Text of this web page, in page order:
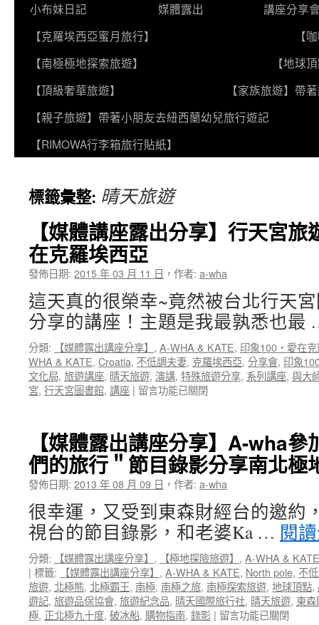
小布妹日記
媒體露出
講座分享
【克羅埃西亞蜜月旅行】
【
【南極極地探索旅遊】
【地球
【頂級奢華旅遊】
【家族旅遊】帶
【親子旅遊】帶著小朋友去紐西蘭幼兒旅行遊記
【RIMOWA行李箱旅行貼紙】
標籤彙整: 晴天旅遊
【媒體講座露出分享】行天宮
在克羅埃西亞
發佈日期: 2015 年 03 月 11 日 ， 作者: a-wha
這天真的很榮幸~竟然被台北行天
分享的講座！主題是我最孰悉也
分類: 【媒體露出講座分享】 , A-WHA & KATE, 印象100‧愛在克
WHA & KATE, Croatia, 不低調夫妻, 克羅埃西亞, 分享會, 印象
文化局, 旅遊講座, 晴天旅遊, 演講, 特殊旅遊分享, 系列講座, 與大
宮, 行天宮圖書館, 講座 | 在
講
座
露
出
分
享】
行
天
宮
旅
遊
講
座
~
留言功能已關閉
【媒體露出講座分享】A-wha
們的旅行＂節目錄影分享南北極
發佈日期: 2013 年 08 月 09 日 ， 作者: a-wha
很幸運，又受到東森財經台的邀約
視台的節目錄影，和老婆Ka … 閱
分類: 【媒體露出講座分享】 , 【極地探險旅遊】 , A-WHA & KATE
| 標籤: 【媒體露出講座分享】 , A-WHA & KATE, North pole, 不
旅遊, 北極熊, 北極霸王, 南極, 南極之旅, 南極探索旅遊, 地球頂點,
遊記, 旅遊品保協會, 旅遊紀念品, 晴天國際旅行社, 晴天旅遊, 東
極, 正北極九十度, 破冰船, 購物指南, 錄影 | 在
留言功能已關閉